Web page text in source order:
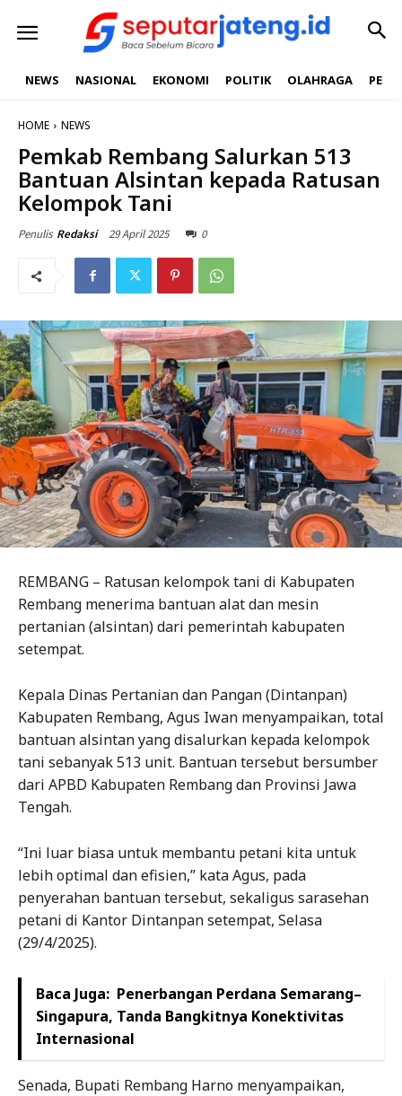
NEWS NASIONAL EKONOMI POLITIK OLAHRAGA
HOME NEWS
Pemkab Rembang Salurkan 513
Bantuan Alsintan kepada Ratusan
Kelompok Tani
Penulis Redaksi 29 April 2025 0
REMBANG – Ratusan kelompok tani di Kabupaten
Rembang menerima bantuan alat dan mesin
pertanian (alsintan) dari pemerintah kabupaten
setempat.
Kepala Dinas Pertanian dan Pangan (Dintanpan)
Kabupaten Rembang, Agus Iwan menyampaikan, total
bantuan alsintan yang disalurkan kepada kelompok
tani sebanyak 513 unit. Bantuan tersebut bersumber
dari APBD Kabupaten Rembang dan Provinsi Jawa
Tengah.
“Ini luar biasa untuk membantu petani kita untuk
lebih optimal dan efisien,” kata Agus, pada
penyerahan bantuan tersebut, sekaligus sarasehan
petani di Kantor Dintanpan setempat, Selasa
(29/4/2025).
Baca Juga: Penerbangan Perdana Semarang–
Singapura, Tanda Bangkitnya Konektivitas
Internasional
Senada, Bupati Rembang Harno menyampaikan,